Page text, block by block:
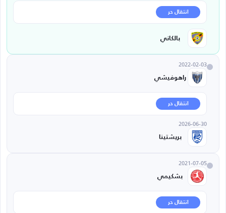
انتقال حر
بالكاني
2022-02-03
راهوفيشي
انتقال حر
2026-06-30
بريشتينا
2021-07-05
بشكيمي
انتقال حر